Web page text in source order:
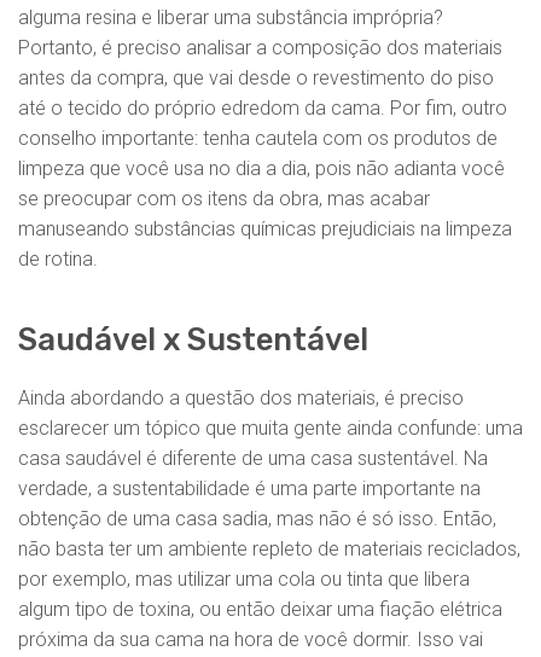
alguma resina e liberar uma substância imprópria?
Portanto, é preciso analisar a composição dos materiais
antes da compra, que vai desde o revestimento do piso
até o tecido do próprio edredom da cama. Por fim, outro
conselho importante: tenha cautela com os produtos de
limpeza que você usa no dia a dia, pois não adianta você
se preocupar com os itens da obra, mas acabar
manuseando substâncias químicas prejudiciais na limpeza
de rotina.
Saudável x Sustentável
Ainda abordando a questão dos materiais, é preciso
esclarecer um tópico que muita gente ainda confunde: uma
casa saudável é diferente de uma casa sustentável. Na
verdade, a sustentabilidade é uma parte importante na
obtenção de uma casa sadia, mas não é só isso. Então,
não basta ter um ambiente repleto de materiais reciclados,
por exemplo, mas utilizar uma cola ou tinta que libera
algum tipo de toxina, ou então deixar uma fiação elétrica
próxima da sua cama na hora de você dormir. Isso vai